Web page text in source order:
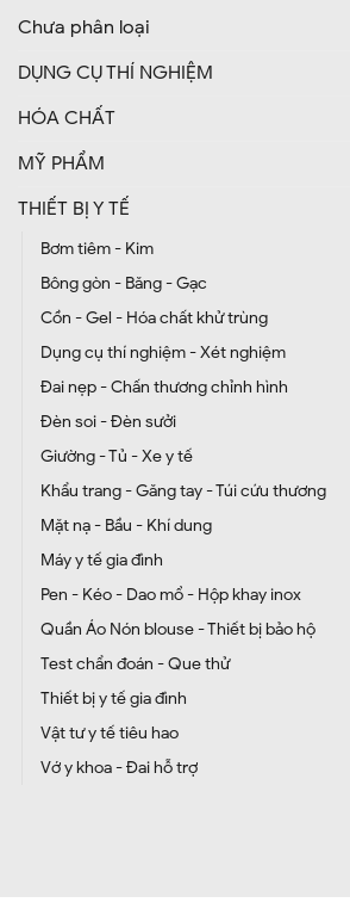
Chưa phân loại
DỤNG CỤ THÍ NGHIỆM
HÓA CHẤT
MỸ PHẨM
THIẾT BỊ Y TẾ
Bơm tiêm - Kim
Bông gòn - Băng - Gạc
Cồn - Gel - Hóa chất khử trùng
Dụng cụ thí nghiệm - Xét nghiệm
Đai nẹp - Chấn thương chỉnh hình
Đèn soi - Đèn sưởi
Giường - Tủ - Xe y tế
Khẩu trang - Găng tay - Túi cứu thương
Mặt nạ - Bầu - Khí dung
Máy y tế gia đình
Pen - Kéo - Dao mổ - Hộp khay inox
Quần Áo Nón blouse - Thiết bị bảo hộ
Test chẩn đoán - Que thử
Thiết bị y tế gia đình
Vật tư y tế tiêu hao
Vớ y khoa - Đai hỗ trợ